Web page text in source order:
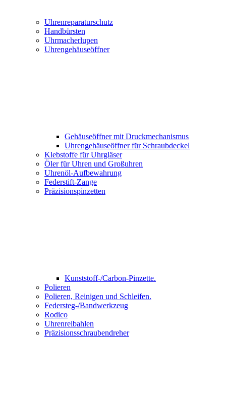
Uhrenreparaturschutz
Handbürsten
Uhrmacherlupen
Uhrengehäuseöffner
Gehäuseöffner mit Druckmechanismus
Uhrengehäuseöffner für Schraubdeckel
Klebstoffe für Uhrgläser
Öler für Uhren und Großuhren
Uhrenöl-Aufbewahrung
Federstift-Zange
Präzisionspinzetten
Kunststoff-/Carbon-Pinzette.
Polieren
Polieren, Reinigen und Schleifen.
Federsteg-/Bandwerkzeug
Rodico
Uhrenreibahlen
Präzisionsschraubendreher